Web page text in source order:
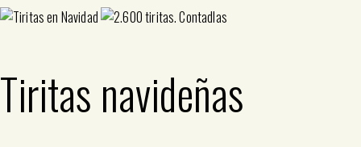
Tiritas navideñas